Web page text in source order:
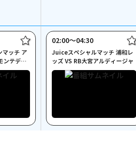
マッチ ア
ンテディ
02:00〜04:30
Juiceスペシャルマッチ 浦和レ
ッズ VS RB大宮アルディージャ